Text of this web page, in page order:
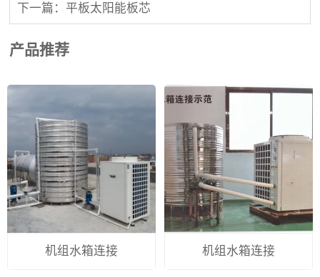
下一篇：平板太阳能板芯
产品推荐
机组水箱连接 机组水箱连接